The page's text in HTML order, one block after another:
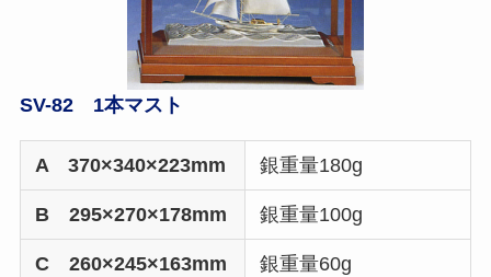
SV-82 1本マスト
A 370×340×223mm 銀重量180g
B 295×270×178mm 銀重量100g
C 260×245×163mm 銀重量60g